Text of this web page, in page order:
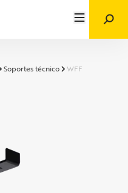
Soportes técnico WFF